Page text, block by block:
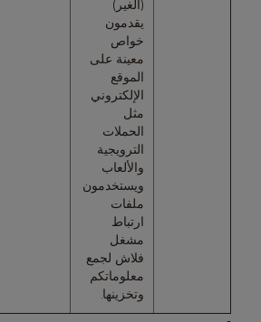
(الغير)
يقدمون
خواص
معينة على
الموقع
الإلكتروني
مثل
الحملات
الترويجية
والألعاب
ويستخدمون
ملفات
ارتباط
مشغل
فلاش لجمع
معلوماتكم
وتخزينها.